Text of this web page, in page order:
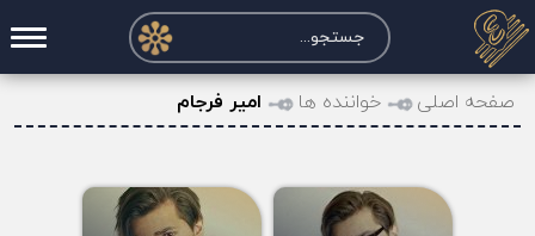
صفحه اصلی
نت و تبلچر
صفحه اصلی خواننده ها امیر فرجام